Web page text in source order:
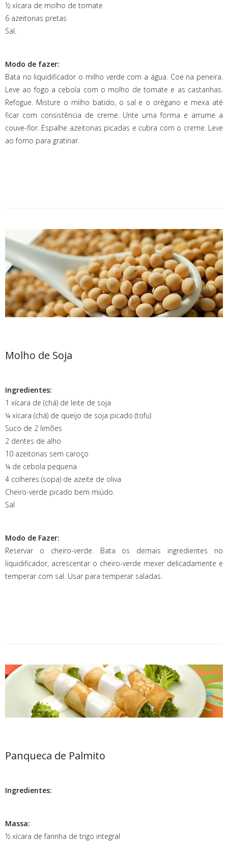
½ xícara de molho de tomate
6 azeitonas pretas
Sal.
Modo de fazer:
Bata no liquidificador o milho verde com a água. Coe na peneira.
Leve ao fogo a cebola com o molho de tomate e as castanhas.
Refogue. Misture o milho batido, o sal e o orégano e mexa até
ficar com consistência de creme. Unte uma forma e arrume a
couve-flor. Espalhe azeitonas picadas e cubra com o creme. Leve
ao forno para gratinar.
Molho de Soja
Ingredientes:
1 xícara de (chá) de leite de soja
¼ xícara (chá) de queijo de soja picado (tofu)
Suco de 2 limões
2 dentes de alho
10 azeitonas sem caroço
¼ de cebola pequena
4 colheres (sopa) de azeite de oliva
Cheiro-verde picado bem miúdo.
Sal
Modo de Fazer:
Reservar o cheiro-verde. Bata os demais ingredientes no
liquidificador, acrescentar o cheiro-verde mexer delicadamente e
temperar com sal. Usar para temperar saladas.
Panqueca de Palmito
Ingredientes:
Massa:
½ xícara de farinha de trigo integral